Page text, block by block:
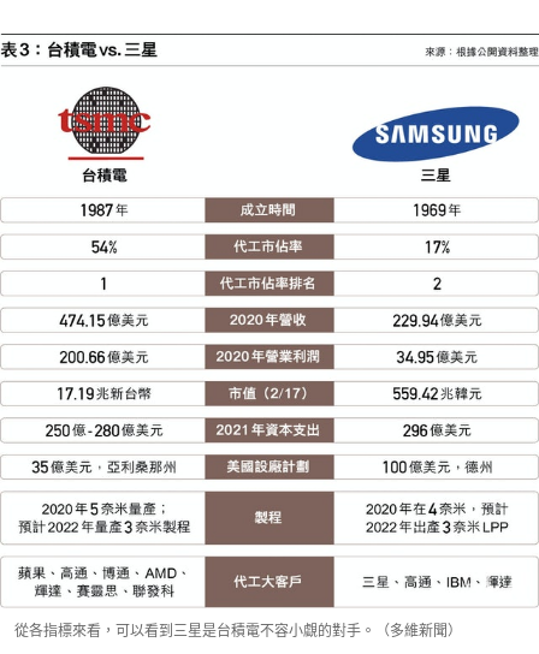
從各指標來看，可以看到三星是台積電不容小覷的對手。（多維新聞）